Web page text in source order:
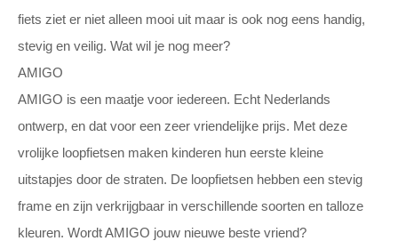
fiets ziet er niet alleen mooi uit maar is ook nog eens handig,
stevig en veilig. Wat wil je nog meer?
AMIGO
AMIGO is een maatje voor iedereen. Echt Nederlands
ontwerp, en dat voor een zeer vriendelijke prijs. Met deze
vrolijke loopfietsen maken kinderen hun eerste kleine
uitstapjes door de straten. De loopfietsen hebben een stevig
frame en zijn verkrijgbaar in verschillende soorten en talloze
kleuren. Wordt AMIGO jouw nieuwe beste vriend?